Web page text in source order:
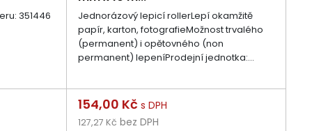
351446
Jednorázový lepicí rollerLepí okamžitě
papír, karton, fotografieMožnost trvalého
(permanent) i opětovného (non
permanent) lepeníProdejní jednotka:...
Cena
154,00 Kčs DPH
127,27 Kč bez DPH